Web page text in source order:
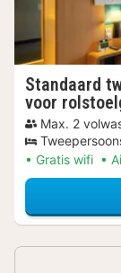
Standaard
voor
Max. 2
Gratis wifi